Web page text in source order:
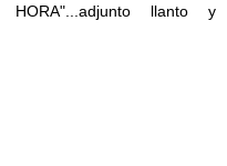
llanto y